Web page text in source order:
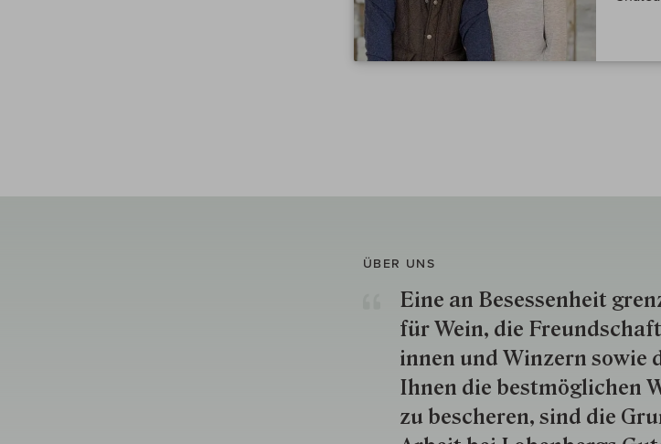
ÜBER UNS
Eine an Besessenheit
für Wein, die
innen und Win­zern so­wie
Ihnen die best­mög­lich­en
zu besche­ren, sind die